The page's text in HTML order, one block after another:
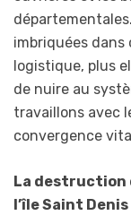
imbriquées dans
logistique, plus
de nuire au
travaillons avec
convergence
La destruction
l’île Saint Denis